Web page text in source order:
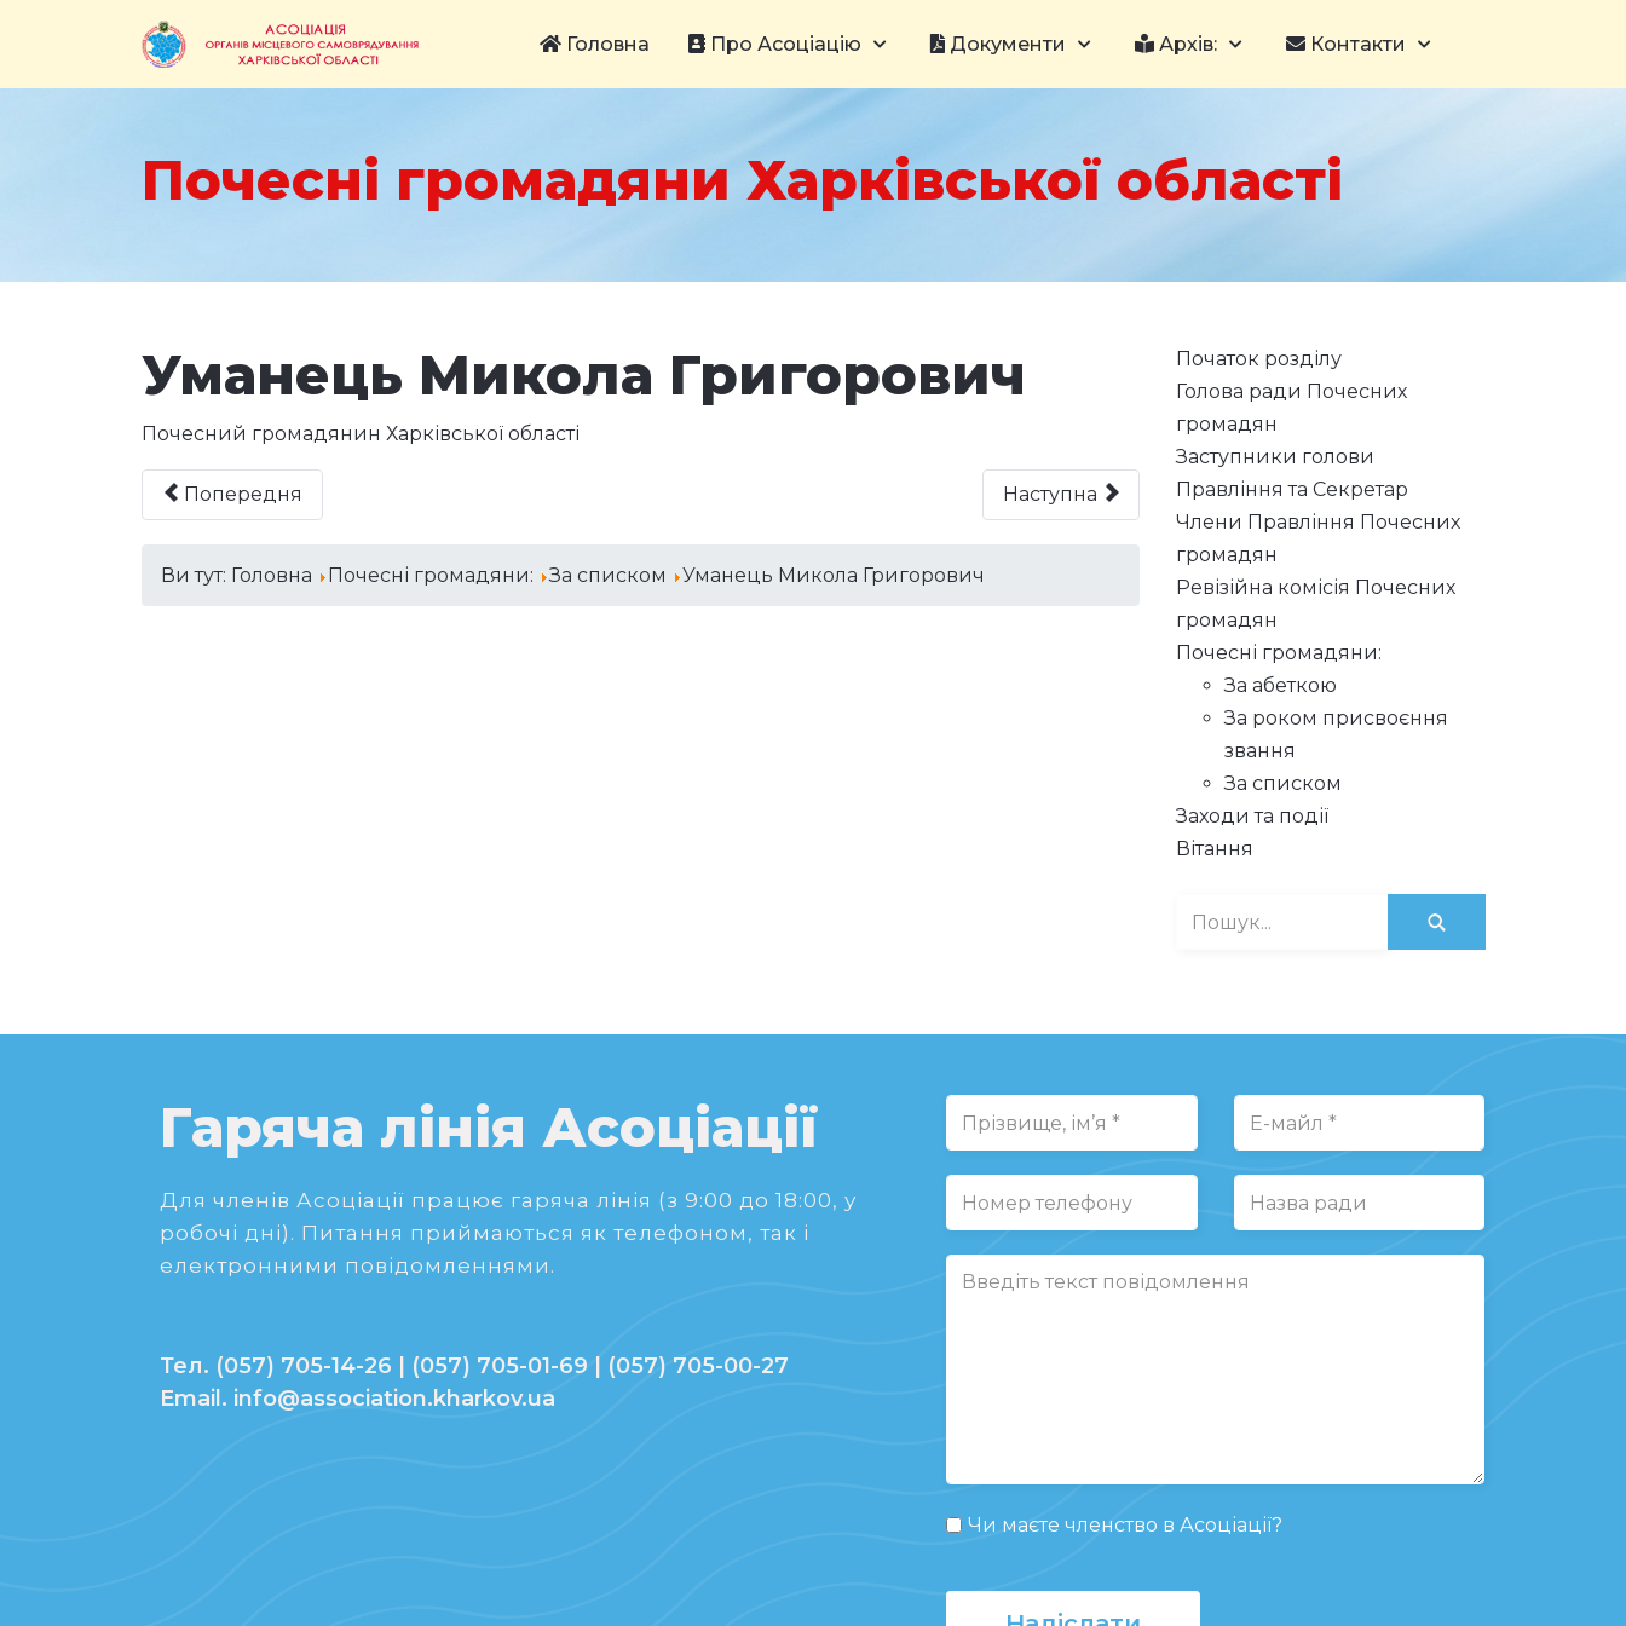
Головна Про Асоціацію Документи Архів: Контакти
Почесні громадяни Харківської області
Уманець Микола Григорович
Почесний громадянин Харківської області
Попередня Наступна
Ви тут: Головна Почесні громадяни: За списком Уманець Микола Григорович
Початок розділу
Голова ради Почесних
громадян
Заступники голови
Правління та Секретар
Члени Правління Почесних
громадян
Ревізійна комісія Почесних
громадян
Почесні громадяни:
За абеткою
За роком присвоєння
звання
За списком
Заходи та події
Вітання
Гаряча лінія Асоціації
Для членів Асоціації працює гаряча лінія (з 9:00 до 18:00, у
робочі дні). Питання приймаються як телефоном, так і
електронними повідомленнями.
Тел. (057) 705-14-26 | (057) 705-01-69 | (057) 705-00-27
Email. info@association.kharkov.ua
Чи маєте членство в Асоціації?